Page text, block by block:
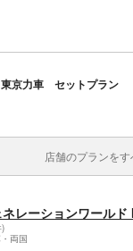
京力車 セットプラン
店舗のプランを
レーションワール
両国